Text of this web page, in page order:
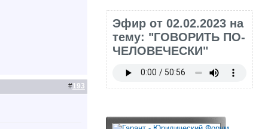
#193
Эфир от 02.02.2023 на
тему: "ГОВОРИТЬ ПО-
ЧЕЛОВЕЧЕСКИ"